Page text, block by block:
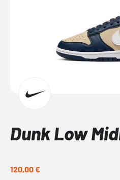
Dunk Low
120,00 €